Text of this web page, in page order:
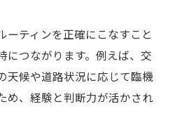
ーティンを正確にこなすこと
につながります。例えば、交
天候や道路状況に応じて臨機
め、経験と判断力が活かされ